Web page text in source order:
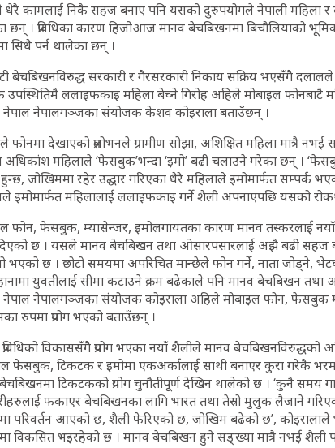
धेरै कामलाई निकै सहज बनाए पनि यसको दुरुपयोगले नेपाली महिला
। प्रविधिका कारण हिजोआज मानव बेचबिखनमा बिचौलियाको
सिधै पर्न थालेका छन् ।
बेचबिखनविरुद्ध सरकारी र गैरसरकारी निकाय सक्रिय भएसँगै
उपस्थितिमै ललाइफकाइ महिला बेच्ने गिरोह अहिले मोबाइल फोनबाटै
नेपाल नेपालगञ्जका संयोजक केशव कोइराला बताउँछन् ।
फोनमा देखाएको प्रलोभनले ग्रामीण सोझा, अशिक्षित महिला मात्रै
अधिकांश महिलाले ‘फेसबुक’भन्दा ‘इमो’ बढी चलाउने गरेका छन् ।
जोखिममा रहेर उद्धार गरिएका धैरै महिलाले इमोमार्फत सम्पर्क
इमोमार्फत महिलालाई ललाइफकाइ गर्ने शैली अपनाएपछि यसको
फोन, फेसबुक, म्यासेन्जर, इमोलगायतका कारण मानव तस्करलाई
छ । यसले मानव बेचबिखन तथा ओसारपसारलाई अझै बढी सहज
भएको छ । छोटो समयमा अपरिचित मान्छेले फोन गर्ने, नाता जोड्ने, भेटघाट
युवतीलाई सीमा कटाउने क्रम बढेकाले पनि मानव बेचबिखन तथा
नेपाल नेपालगञ्जका संयोजक कोइराला अहिले मोबाइल फोन, फेसबुक
रुपमा प्रयोग भएको बताउँछन् ।
विकाससँगै प्रयोग भएका नयाँ शैलीले मानव बेचबिखनविरुद्धको
फेसबुक, टिकटक र इमोमा एकअर्कालाई साथी बनाएर कुरा गरेकै
टिकटकको प्रयोग चुनौतीपूर्ण देखिन थालेको छ । ‘कुनै समय
फकाएर बेचबिखनका लागि भारत तथा तेस्रो मुलुक लैजाने
परिवर्तन आएको छ, शैली फेरिएको छ, जोखिम बढेको छ’, कोइरालाले
विकसित भइरहेको छ । मानव बेचबिखन हुने सङ्ख्या मात्रै नभई शैली